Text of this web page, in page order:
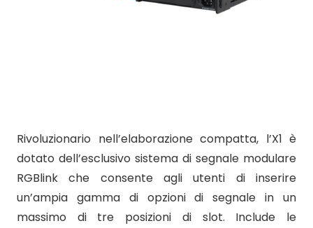
Rivoluzionario nell’elaborazione compatta, l’X1 è
dotato dell’esclusivo sistema di segnale modulare
RGBlink che consente agli utenti di inserire
un’ampia gamma di opzioni di segnale in un
massimo di tre posizioni di slot. Include le